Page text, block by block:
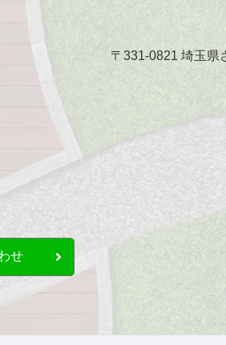
せ
〒331-0821 埼玉県